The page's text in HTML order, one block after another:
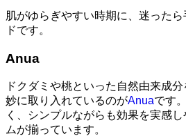
肌がゆらぎやすい時期に、迷った
ドです。
Anua
ドクダミや桃といった自然由来成
妙に取り入れているのがAnuaです
く、シンプルながらも効果を実感
ムが揃っています。